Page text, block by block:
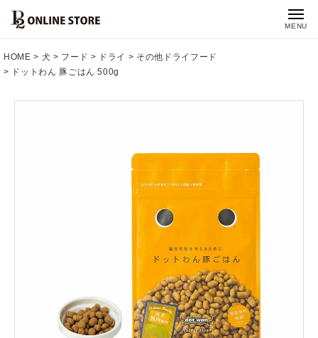
MENU
HOME 犬 フード ドライ
その他ドライフード
ドットわん 豚ごはん 500g